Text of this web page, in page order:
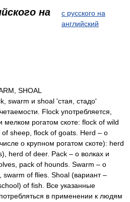
на
с русского на
английский
SHOAL
swarm и shoal 'стая, стадо'
Flock употребляется,
мелком рогатом скоте: flock of wild
sheep, flock of goats. Herd – о
о крупном рогатом скоте): herd
herd of deer. Pack – о волках и
pack of hounds. Swarm – о
of flies. Shoal (вариант –
of fish. Все указанные
в применении к людям